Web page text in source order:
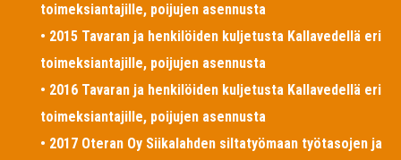
toimeksiantajille, poijujen asennusta
• 2015 Tavaran ja henkilöiden kuljetusta Kallavedellä eri
toimeksiantajille, poijujen asennusta
• 2016 Tavaran ja henkilöiden kuljetusta Kallavedellä eri
toimeksiantajille, poijujen asennusta
• 2017 Oteran Oy Siikalahden siltatyömaan työtasojen ja